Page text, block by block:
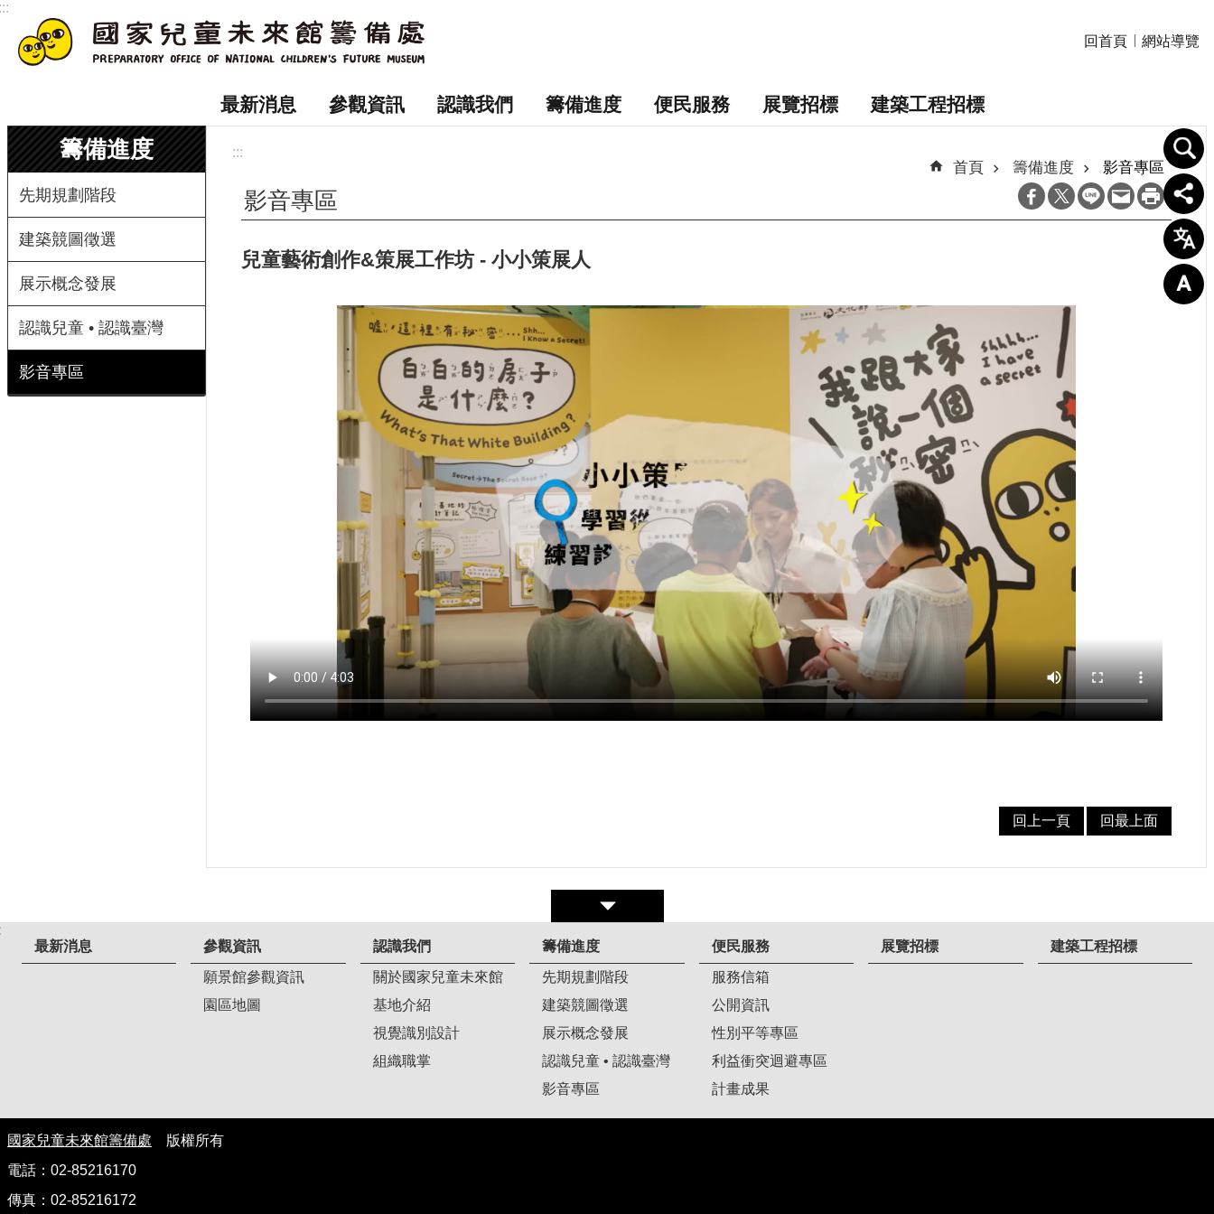
跳到主要內容區塊
回首頁 網站導覽
最新消息 參觀資訊 認識我們 籌備進度 便民服務 展覽招標 建築工程招標
籌備進度
先期規劃階段
建築競圖徵選
展示概念發展
認識兒童 • 認識臺灣
影音專區
:::
首頁 籌備進度 影音專區
影音專區
兒童藝術創作&策展工作坊 - 小小策展人
回上一頁 回最上面
最新消息
參觀資訊
願景館參觀資訊
園區地圖
認識我們
關於國家兒童未來館
基地介紹
視覺識別設計
組織職掌
籌備進度
先期規劃階段
建築競圖徵選
展示概念發展
認識兒童 • 認識臺灣
影音專區
便民服務
服務信箱
公開資訊
性別平等專區
利益衝突迴避專區
計畫成果
展覽招標 建築工程招標
國家兒童未來館籌備處 版權所有
電話：02-85216170
傳真：02-85216172